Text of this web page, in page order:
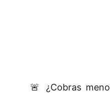
🚨 ¿Cobras